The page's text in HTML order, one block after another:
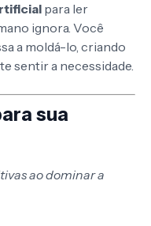
para ler
ignora. Você
a moldá-lo, criando
sentir a necessidade.
sua
ao dominar a